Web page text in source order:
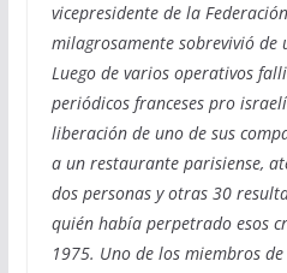
vicepresidente de la
milagrosamente sobrevivió de
Luego de varios operativos
periódicos franceses pro
liberación de uno de sus
a un restaurante parisiense,
dos personas y otras 30
quién había perpetrado esos
1975. Uno de los miembros